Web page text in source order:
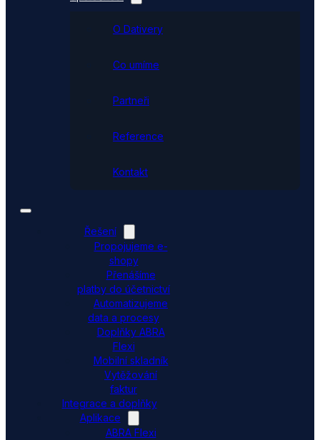
O Dativery
Co umíme
Partneři
Reference
Kontakt
Řešení
Propojujeme e-
shopy
Přenášíme
platby do účetnictví
Automatizujeme
data a procesy
Doplňky ABRA
Flexi
Mobilní skladník
Vytěžování
faktur
Integrace a doplňky
Aplikace
ABRA Flexi